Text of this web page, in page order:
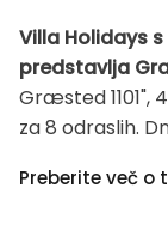
Villa Holidays
predstavlja
Græsted 1101",
za 8 odraslih.
zakonsko
Preberite več o